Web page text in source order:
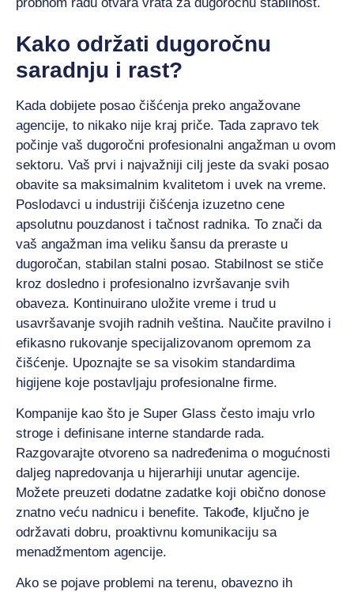
Kako održati dugoročnu
saradnju i rast?
Kada dobijete posao čišćenja preko angažovane
agencije, to nikako nije kraj priče. Tada zapravo tek
počinje vaš dugoročni profesionalni angažman u ovom
sektoru. Vaš prvi i najvažniji cilj jeste da svaki posao
obavite sa maksimalnim kvalitetom i uvek na vreme.
Poslodavci u industriji čišćenja izuzetno cene
apsolutnu pouzdanost i tačnost radnika. To znači da
vaš angažman ima veliku šansu da preraste u
dugoročan, stabilan stalni posao. Stabilnost se stiče
kroz dosledno i profesionalno izvršavanje svih
obaveza. Kontinuirano uložite vreme i trud u
usavršavanje svojih radnih veština. Naučite pravilno i
efikasno rukovanje specijalizovanom opremom za
čišćenje. Upoznajte se sa visokim standardima
higijene koje postavljaju profesionalne firme.
Kompanije kao što je Super Glass često imaju vrlo
stroge i definisane interne standarde rada.
Razgovarajte otvoreno sa nadređenima o mogućnosti
daljeg napredovanja u hijerarhiji unutar agencije.
Možete preuzeti dodatne zadatke koji obično donose
znatno veću nadnicu i benefite. Takođe, ključno je
održavati dobru, proaktivnu komunikaciju sa
menadžmentom agencije.
Ako se pojave problemi na terenu, obavezno ih